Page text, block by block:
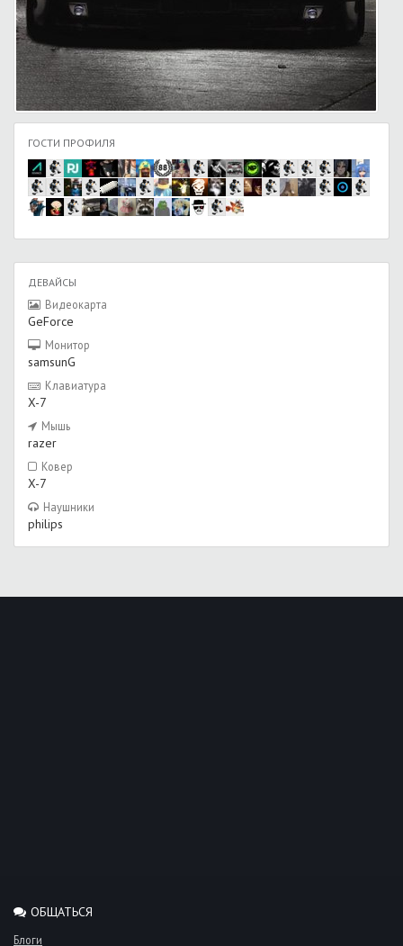
ГОСТИ ПРОФИЛЯ
ДЕВАЙСЫ
Видеокарта
GeForce
Монитор
samsunG
Клавиатура
X-7
Мышь
razer
Ковер
X-7
Наушники
philips
ОБЩАТЬСЯ
Блоги